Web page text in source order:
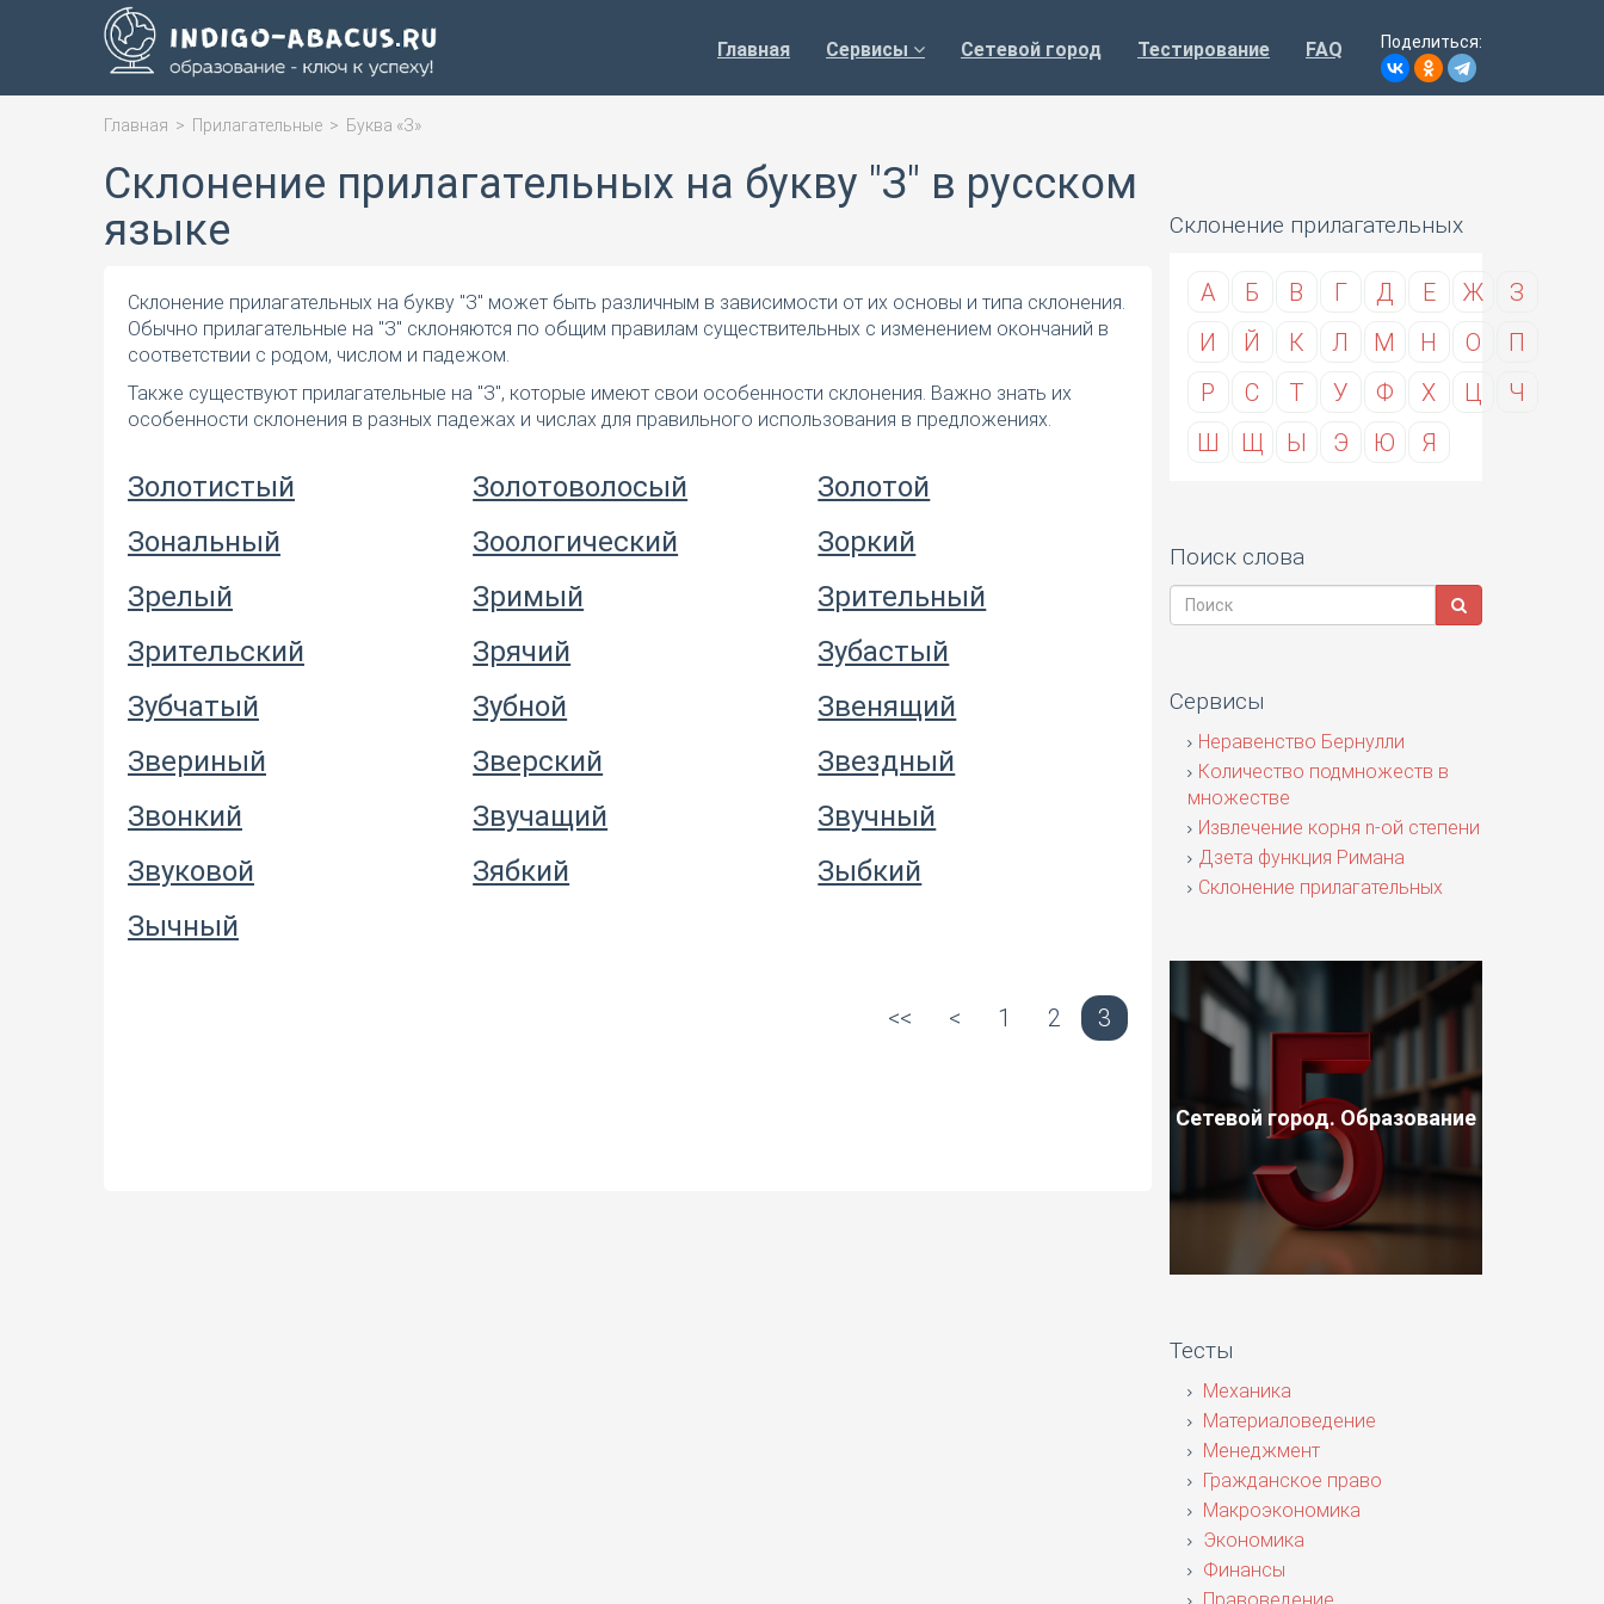
Главная Сервисы Сетевой город Тестирование FAQ Поделиться:
Главная > Прилагательные > Буква «З»
Склонение прилагательных на букву "З" в русском
языке
Склонение прилагательных на букву "З" может быть различным в зависимости от их основы и типа склонения.
Обычно прилагательные на "З" склоняются по общим правилам существительных с изменением окончаний в
соответствии с родом, числом и падежом.
Также существуют прилагательные на "З", которые имеют свои особенности склонения. Важно знать их
особенности склонения в разных падежах и числах для правильного использования в предложениях.
Золотистый Золотоволосый
Золотой
Зональный
Зоологический
Зоркий
Зрелый
Зримый
Зрительный
Зрительский
Зрячий
Зубастый
Зубчатый
Зубной
Звенящий
Звериный
Зверский
Звездный
Звонкий
Звучащий
Звучный
Звуковой
Зябкий
Зыбкий
Зычный
<< < 1 2 3
Склонение прилагательных
А Б В Г Д Е Ж
З
И
Й К Л М Н О
П
Р
С Т У Ф Х Ц
Ч
Ш
Щ Ы Э Ю Я
Поиск слова
Сервисы
Неравенство Бернулли
Количество подмножеств в
множестве
Извлечение корня n-ой степени
Дзета функция Римана
Склонение прилагательных
Сетевой город. Образование
Тесты
Механика
Материаловедение
Менеджмент
Гражданское право
Макроэкономика
Экономика
Финансы
Правоведение